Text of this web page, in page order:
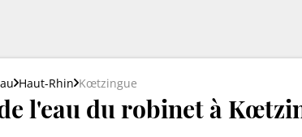
Haut-Rhin Kœtzingue
l'eau du robinet à